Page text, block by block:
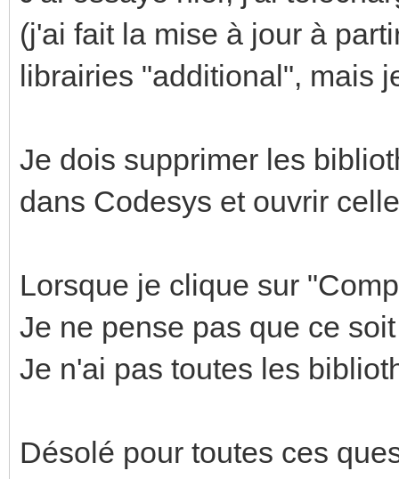
(j'ai fait la mise à jour à
librairies "additional", mais
Je dois supprimer les
dans Codesys et ouvrir
Lorsque je clique sur
Je ne pense pas que ce
Je n'ai pas toutes les
Désolé pour toutes ces